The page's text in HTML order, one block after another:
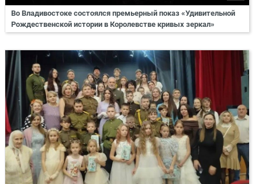
Во Владивостоке состоялся премьерный показ «Удивительной
Рождественской истории в Королевстве кривых зеркал»